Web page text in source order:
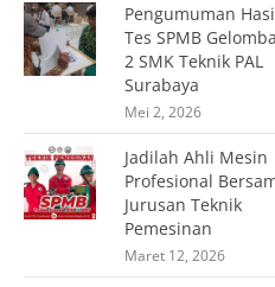
Pengumuman
Tes SPMB
2 SMK Teknik PAL
Surabaya
Mei 2, 2026
Jadilah Ahli Mesin
Profesional
Jurusan Teknik
Pemesinan
Maret 12, 2026